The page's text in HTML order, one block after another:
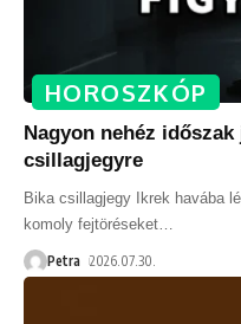
HOROSZKÓP
Nagyon nehéz
csillagjegyre
Bika csillagjegy Ikrek havába
komoly fejtöréseket…
Petra 2026.07.30.